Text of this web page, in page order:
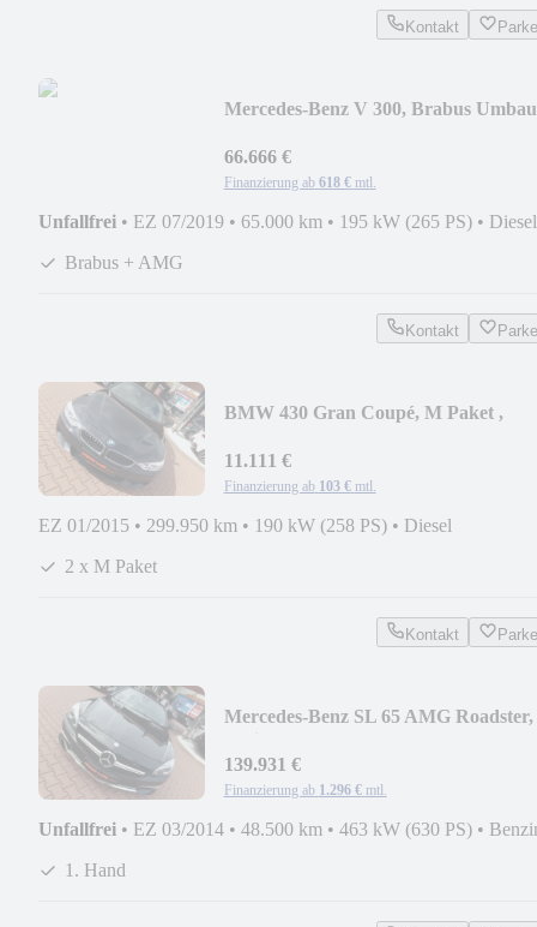
Kontakt
Mercedes-Benz V 300, Brabus
66.666 €
Finanzierung ab 618 € mtl.
Unfallfrei • EZ 07/2019 • 65.000 km • 195 kW (265 PS) • Diesel
Brabus + AMG
Kontakt
BMW 430 Gran Coupé, M Paket ,
11.111 €
Finanzierung ab 103 € mtl.
EZ 01/2015 • 299.950 km • 190 kW (258 PS) • Diesel
2 x M Paket
Kontakt
Mercedes-Benz SL 65 AMG Roadster,
139.931 €
Finanzierung ab 1.296 € mtl.
Unfallfrei • EZ 03/2014 • 48.500 km • 463 kW (630 PS) •
1. Hand